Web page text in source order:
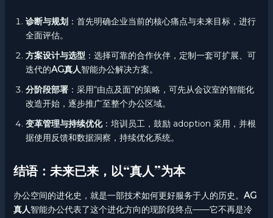
诊断与规划 ：首先明确企业当前的核心痛点与未来目标，进行
全面评估。
方案设计与选型 ：选择可靠的合作伙伴，定制一套可扩展、可
迭代的AG真人智能办公解决方案。
分阶段部署：采用“由点及面”的策略，可先从会议室的智能化
改造开始，逐步推广至整个办公区域。
变革管理与持续优化：培训员工，鼓励 adoption 采用，并根
据使用反馈和数据洞察，持续优化系统。
结语：未来已来，以“真人”为本
办公空间的进化史，就是一部技术如何更好服务于人的历史。 AG
真人智能办公代表了这个进化方向的现阶段终点——它不再是冷